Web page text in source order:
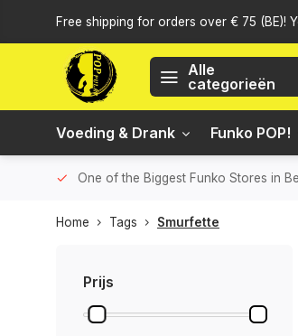
Free shipping for orders over € 75 (BE)!
Alle
categorieën
Voeding & Drank Funko POP!
One of the Biggest Funko Stores in
Home Tags Smurfette
Prijs